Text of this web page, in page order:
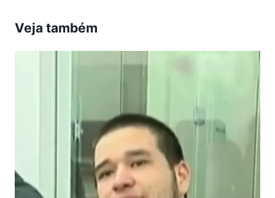
Veja também